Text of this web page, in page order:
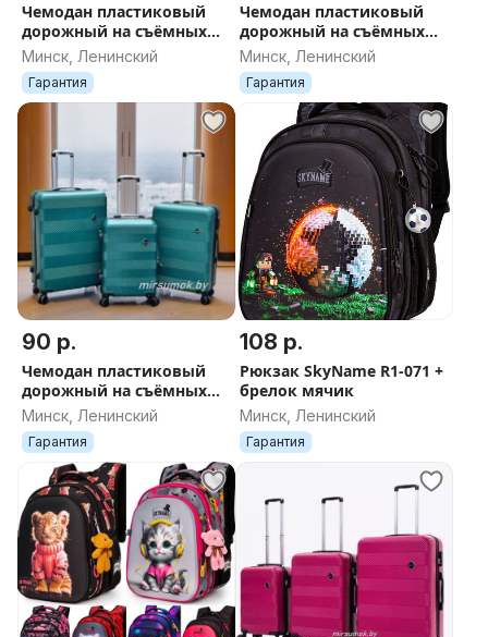
Чемодан пластиковый
дорожный на съёмных
колесах новый в Минске
ДОСТАВКА поликарбонат
синий
Минск, Ленинский
Гарантия
Чемодан пластиковый
дорожный на съёмных
колесах новый в Минске
ДОСТАВКА поликарбонат
св-коричневый
Минск, Ленинский
Гарантия
90 р.
Чемодан пластиковый
дорожный на съёмных
колесах новый в Минске
ДОСТАВКА поликарбонат
зелёный
Минск, Ленинский
Гарантия
108 р.
Рюкзак SkyName R1-071 +
брелок мячик
Минск, Ленинский
Гарантия